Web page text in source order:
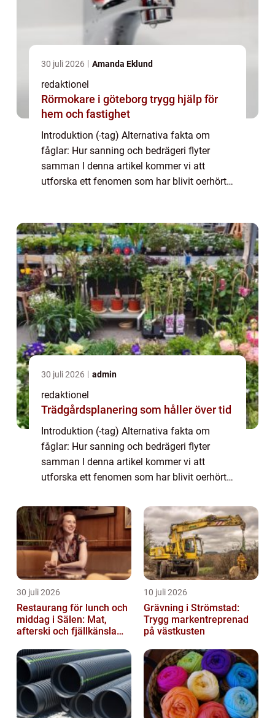
30 juli 2026 Amanda Eklund
redaktionel
Rörmokare i göteborg trygg hjälp för
hem och fastighet
Introduktion (-tag) Alternativa fakta om
fåglar: Hur sanning och bedrägeri flyter
samman I denna artikel kommer vi att
utforska ett fenomen som har blivit oerhört
30 juli 2026 admin
redaktionel
Trädgårdsplanering som håller över tid
Introduktion (-tag) Alternativa fakta om
fåglar: Hur sanning och bedrägeri flyter
samman I denna artikel kommer vi att
utforska ett fenomen som har blivit oerhört
fåglar”. Vi kommer att g...
30 juli 2026
Restaurang för lunch och
middag i Sälen: Mat,
afterski och fjällkänsla
10 juli 2026
Grävning i Strömstad:
Trygg markentreprenad
på västkusten